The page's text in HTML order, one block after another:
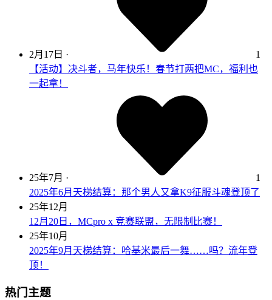
2月17日 ·
1
【活动】决斗者，马年快乐！春节打两把MC，福利也
一起拿！
25年7月 ·
1
2025年6月天梯结算：那个男人又拿K9征服斗魂登顶了
25年12月
12月20日，MCpro x 竞赛联盟，无限制比赛！
25年10月
2025年9月天梯结算：哈基米最后一舞……吗？流年登
顶！
热门主题